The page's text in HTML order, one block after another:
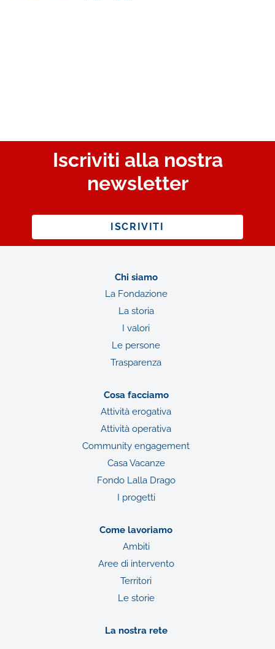
Iscriviti alla nostra
newsletter
ISCRIVITI
Chi siamo
La Fondazione
La storia
I valori
Le persone
Trasparenza
Cosa facciamo
Attività erogativa
Attività operativa
Community engagement
Casa Vacanze
Fondo Lalla Drago
I progetti
Come lavoriamo
Ambiti
Aree di intervento
Territori
Le storie
La nostra rete